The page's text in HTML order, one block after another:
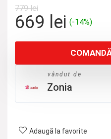
779lei
Prețul
a
fost:
779 lei.
669 leiPrețul
este:
669
(-14%)
vândut de
Zonia
Adaugă la favorite